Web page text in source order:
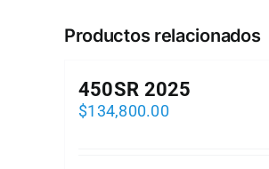
Productos relacionados
450SR 2025
$134,800.00